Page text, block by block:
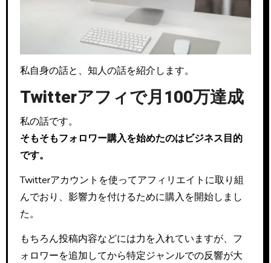
私自身の話と、知人の話を紹介します。
Twitterアフィで月100万達成
私の話です。
そもそもフォロワー購入を始めたのはビジネス目的
です。
Twitterアカウントを使ってアフィリエイトに取り組
んでおり、影響力を付けるために購入を開始しまし
た。
もちろん投稿内容などには力を入れていますが、フ
ォロワーを追加してから特定ジャンルでの反響が大